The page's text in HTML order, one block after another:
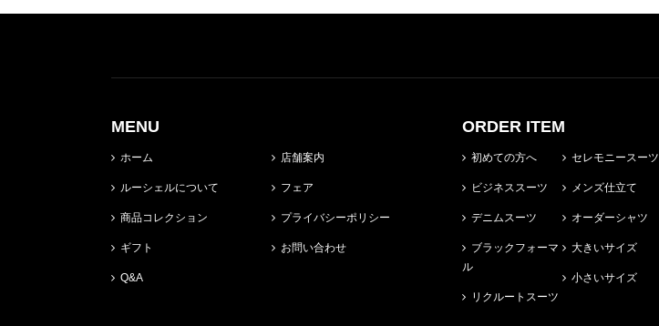
MENU
ホーム
ルーシェルについて
商品コレクション
ギフト
Q&A
店舗案内
フェア
プライバシーポリシー
お問い合わせ
ORDER ITEM
初めての方へ
ビジネススーツ
デニムスーツ
ブラックフォーマ
ル
リクルートスーツ
セレモニースーツ
メンズ仕立て
オーダーシャツ
大きいサイズ
小さいサイズ